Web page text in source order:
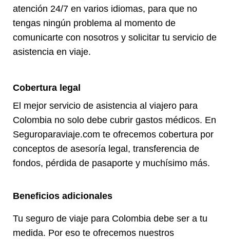
atención 24/7 en varios idiomas, para que no
tengas ningún problema al momento de
comunicarte con nosotros y solicitar tu servicio de
asistencia en viaje.
Cobertura legal
El mejor servicio de asistencia al viajero para
Colombia no solo debe cubrir gastos médicos. En
Seguroparaviaje.com te ofrecemos cobertura por
conceptos de asesoría legal, transferencia de
fondos, pérdida de pasaporte y muchísimo más.
Beneficios adicionales
Tu seguro de viaje para Colombia debe ser a tu
medida. Por eso te ofrecemos nuestros